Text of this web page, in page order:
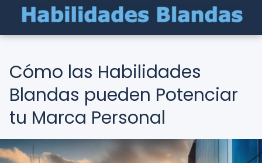
Cómo las Habilidades
Blandas pueden Potenciar
tu Marca Personal